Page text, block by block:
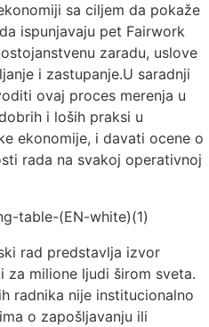
sa ciljem da pokaže
ispunjavaju pet Fairwork
zaradu, uslove
i zastupanje.U saradnji
ovaj proces merenja u
i loših praksi u
ekonomije, i davati ocene o
rada na svakoj operativnoj
rad predstavlja izvor
za milione ljudi širom sveta.
radnika nije institucionalno
o zapošljavanju ili